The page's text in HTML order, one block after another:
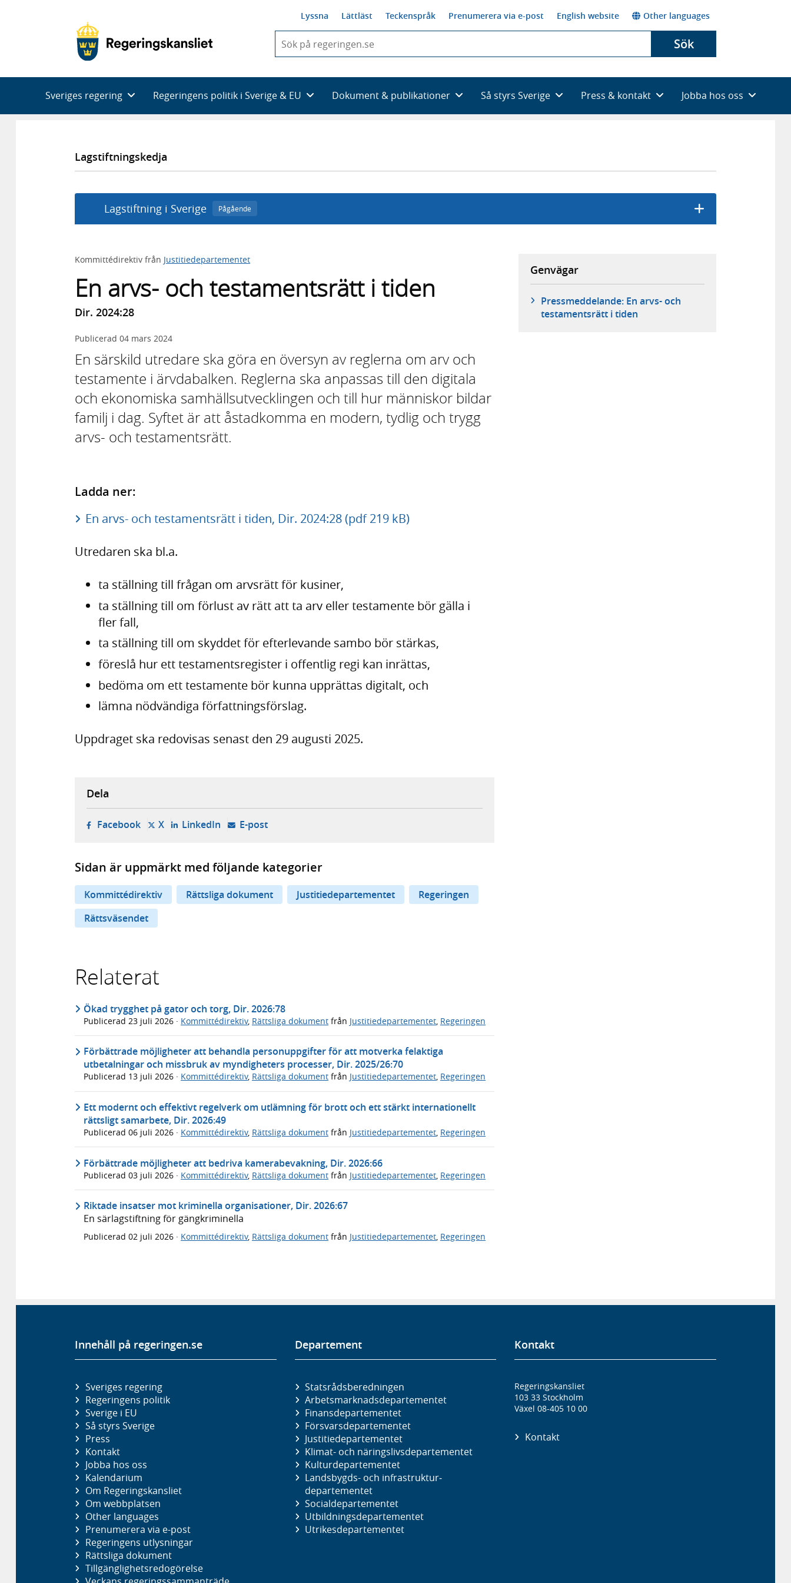
Lyssna Lättläst Teckenspråk Prenumerera via e-post English website Other languages
du
skriva
framträder
en
Sök
Sveriges regering Regeringens politik i Sverige & EU Dokument & publikationer Så styrs Sverige Press & kontakt Jobba hos oss
Lagstiftningskedja
Lagstiftning i Sverige Pågående
Kommittédirektiv från Justitiedepartementet
En arvs- och testamentsrätt i tiden
Dir. 2024:28
Publicerad 04 mars 2024
En särskild utredare ska göra en översyn av reglerna om arv och
testamente i ärvdabalken. Reglerna ska anpassas till den digitala
och ekonomiska samhällsutvecklingen och till hur människor bildar
familj i dag. Syftet är att åstadkomma en modern, tydlig och trygg
arvs- och testamentsrätt.
Ladda ner:
En arvs- och testamentsrätt i tiden, Dir. 2024:28 (pdf 219 kB)
Utredaren ska bl.a.
ta ställning till frågan om arvsrätt för kusiner,
ta ställning till om förlust av rätt att ta arv eller testamente bör gälla i
fler fall,
ta ställning till om skyddet för efterlevande sambo bör stärkas,
föreslå hur ett testamentsregister i offentlig regi kan inrättas,
bedöma om ett testamente bör kunna upprättas digitalt, och
lämna nödvändiga författningsförslag.
Uppdraget ska redovisas senast den 29 augusti 2025.
Genvägar
Pressmeddelande: En arvs- och
testamentsrätt i tiden
Dela
Facebook- öppnas i ny flik, extern webbplats,
X- öppnas i ny flik, extern webbplats,
LinkedIn- öppnas i ny flik, extern webbplats,
E-post- öppnar din e-postklient,
Sidan är uppmärkt med följande kategorier
Kommittédirektiv Rättsliga dokument Justitiedepartementet
Regeringen
Rättsväsendet
Relaterat
Ökad trygghet på gator och torg, Dir. 2026:78
Publicerad 23 juli 2026 · Kommittédirektiv, Rättsliga dokument från Justitiedepartementet Regeringen
Förbättrade möjligheter att behandla personuppgifter för att motverka felaktiga
utbetalningar och missbruk av myndigheters processer, Dir. 2025/26:70
Publicerad 13 juli 2026 · Kommittédirektiv, Rättsliga dokument från Justitiedepartementet, Regeringen
Ett modernt och effektivt regelverk om utlämning för brott och ett stärkt internationellt
rättsligt samarbete, Dir. 2026:49
Publicerad 06 juli 2026 · Kommittédirektiv, Rättsliga dokument från Justitiedepartementet, Regeringen
Förbättrade möjligheter att bedriva kamerabevakning, Dir. 2026:66
Publicerad 03 juli 2026 · Kommittédirektiv, Rättsliga dokument från Justitiedepartementet Regeringen
Riktade insatser mot kriminella organisationer, Dir. 2026:67
En särlagstiftning för gängkriminella
Publicerad 02 juli 2026 · Kommittédirektiv, Rättsliga dokument från Justitiedepartementet, Regeringen
Innehåll på regeringen.se
Sveriges regering
Regeringens politik
Sverige i EU
Så styrs Sverige
Press
Kontakt
Jobba hos oss
Kalendarium
Om Regeringskansliet
Om webbplatsen
Other languages
Prenumerera via e-post
Regeringens utlysningar
Rättsliga dokument
Tillgänglighetsredogörelse
Departement
Statsrådsberedningen
Arbetsmarknads­departementet
Finans­departementet
Försvars­departementet
Justitie­departementet
Klimat- och näringslivs­departementet
Kultur­departementet
Landsbygds- och infrastruktur­
departementet
Social­departementet
Utbildnings­departementet
Utrikes­departementet
Kontakt
Regeringskansliet
103 33 Stockholm
Växel 08-405 10 00
Kontakt